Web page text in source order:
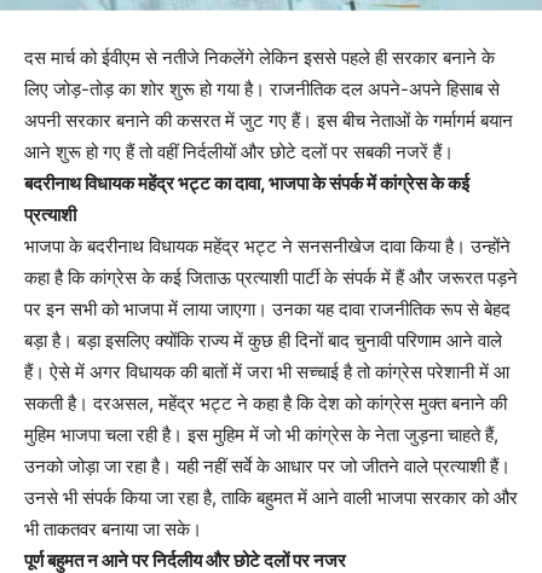
दस मार्च को ईवीएम से नतीजे निकलेंगे लेकिन इससे पहले ही सरकार बनाने के
लिए जोड़-तोड़ का शोर शुरू हो गया है। राजनीतिक दल अपने-अपने हिसाब से
अपनी सरकार बनाने की कसरत में जुट गए हैं। इस बीच नेताओं के गर्मागर्म बयान
आने शुरू हो गए हैं तो वहीं निर्दलीयों और छोटे दलों पर सबकी नजरें हैं।
बदरीनाथ विधायक महेंद्र भट्ट का दावा, भाजपा के संपर्क में कांग्रेस के कई
प्रत्याशी
भाजपा के बदरीनाथ विधायक महेंद्र भट्ट ने सनसनीखेज दावा किया है। उन्होंने
कहा है कि कांग्रेस के कई जिताऊ प्रत्याशी पार्टी के संपर्क में हैं और जरूरत पड़ने
पर इन सभी को भाजपा में लाया जाएगा। उनका यह दावा राजनीतिक रूप से बेहद
बड़ा है। बड़ा इसलिए क्योंकि राज्य में कुछ ही दिनों बाद चुनावी परिणाम आने वाले
हैं। ऐसे में अगर विधायक की बातों में जरा भी सच्चाई है तो कांग्रेस परेशानी में आ
सकती है। दरअसल, महेंद्र भट्ट ने कहा है कि देश को कांग्रेस मुक्त बनाने की
मुहिम भाजपा चला रही है। इस मुहिम में जो भी कांग्रेस के नेता जुड़ना चाहते हैं,
उनको जोड़ा जा रहा है। यही नहीं सर्वे के आधार पर जो जीतने वाले प्रत्याशी हैं।
उनसे भी संपर्क किया जा रहा है, ताकि बहुमत में आने वाली भाजपा सरकार को और
भी ताकतवर बनाया जा सके।
पूर्ण बहुमत न आने पर निर्दलीय और छोटे दलों पर नजर